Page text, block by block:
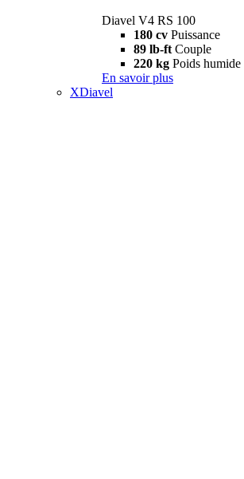
Diavel V4 RS 100
180 cv Puissance
89 lb-ft Couple
220 kg Poids humide
En savoir plus
XDiavel